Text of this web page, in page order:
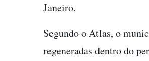
Janeiro.
Segundo o Atlas, o
regeneradas dentro do